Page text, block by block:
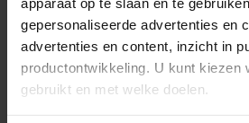
gepersonaliseerde advertenties en
advertenties en content, inzicht in
productontwikkeling. U kunt kiezen
gebruikt en met welke doelen.